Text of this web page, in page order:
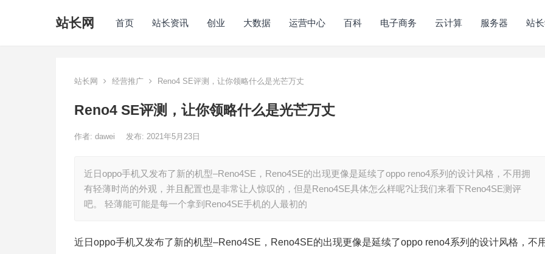
站长网 首页 站长资讯 创业 大数据 运营中心 百科 电子商务 云计算 服务器 站
站长网 经营推广 Reno4 SE评测，让你领略什么是光芒万丈
Reno4 SE评测，让你领略什么是光芒万丈
作者: dawei 发布: 2021年5月23日
近日oppo手机又发布了新的机型–Reno4SE，Reno4SE的出现更像是延续了oppo reno4系列的设计风格，不用拥
有轻薄时尚的外观，并且配置也是非常让人惊叹的，但是Reno4SE具体怎么样呢?让我们来看下Reno4SE测评
吧。 轻薄能可能是每一个拿到Reno4SE手机的人最初的
近日oppo手机又发布了新的机型–Reno4SE，Reno4SE的出现更像是延续了oppo reno4系列的设计风格，不